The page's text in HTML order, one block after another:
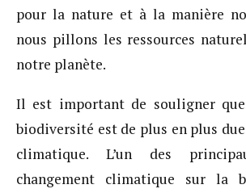
pour la nature et à la manière
nous pillons les ressources
notre planète.
Il est important de souligner
biodiversité est de plus en plus
climatique. L’un des
changement climatique sur la